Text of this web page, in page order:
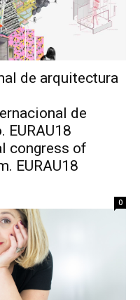
de arquitectura
de
EURAU18
congress of
EURAU18
0